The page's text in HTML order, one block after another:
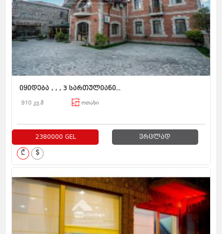
იყიდება , , , 3 სართულიანი...
910 კვ.მ ოთახი
2380000 GEL ვრცლად
₾ $